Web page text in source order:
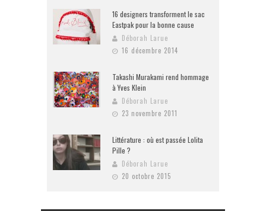
16 designers transforment le sac
Eastpak pour la bonne cause
Déborah Larue
16 décembre 2014
Takashi Murakami rend hommage
à Yves Klein
Déborah Larue
23 novembre 2011
Littérature : où est passée Lolita
Pille ?
Déborah Larue
20 octobre 2015